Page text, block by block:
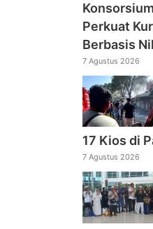
Perkuat
Berbasis
7 Agustus 2026
17 Kios di
7 Agustus 2026